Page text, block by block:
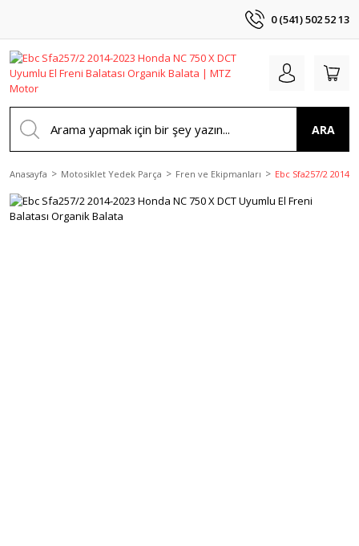
0 (541) 502 52 13
ARA
Anasayfa Motosiklet Yedek Parça Fren ve Ekipmanları Ebc Sfa257/2 2014-